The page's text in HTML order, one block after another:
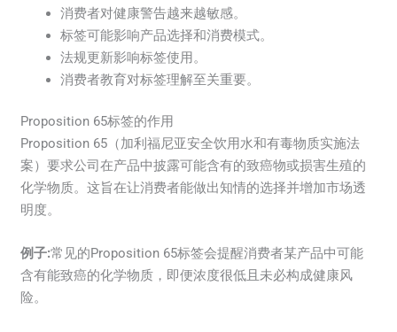
消费者对健康警告越来越敏感。
标签可能影响产品选择和消费模式。
法规更新影响标签使用。
消费者教育对标签理解至关重要。
Proposition 65标签的作用
Proposition 65（加利福尼亚安全饮用水和有毒物质实施法
案）要求公司在产品中披露可能含有的致癌物或损害生殖的
化学物质。这旨在让消费者能做出知情的选择并增加市场透
明度。
例子:常见的Proposition 65标签会提醒消费者某产品中可能
含有能致癌的化学物质，即便浓度很低且未必构成健康风
险。